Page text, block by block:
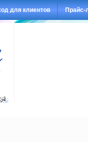
для клиентов Прайс-